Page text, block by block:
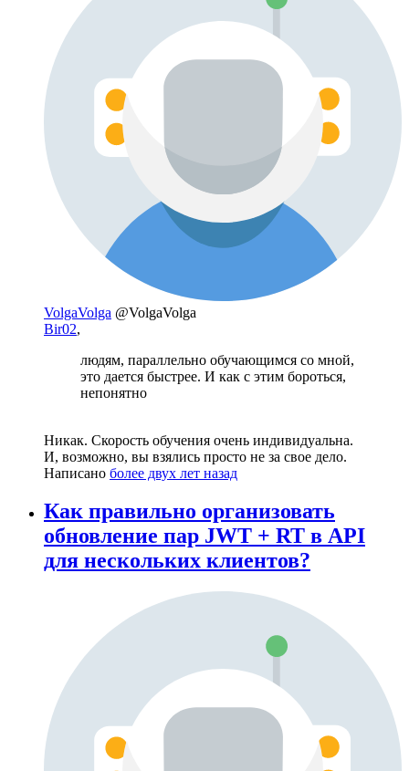
VolgaVolga @VolgaVolga
Bir02,
людям, параллельно обучающимся со мной,
это дается быстрее. И как с этим бороться,
непонятно
Никак. Скорость обучения очень индивидуальна.
И, возможно, вы взялись просто не за свое дело.
Написано более двух лет назад
Как правильно организовать
обновление пар JWT + RT в API
для нескольких клиентов?